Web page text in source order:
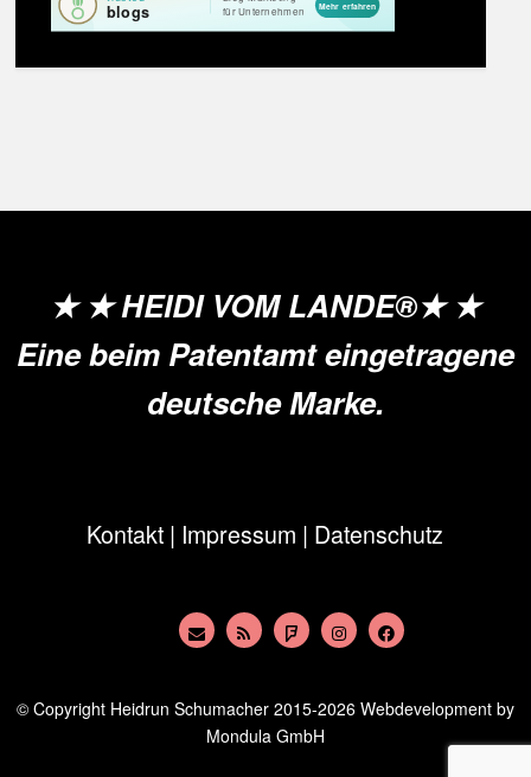
★ ★ HEIDI VOM LANDE®★ ★
Eine beim Patentamt eingetragene
deutsche Marke.
Kontakt | Impressum | Datenschutz
© Copyright Heidrun Schumacher 2015-2026 Webdevelopment by
Mondula GmbH